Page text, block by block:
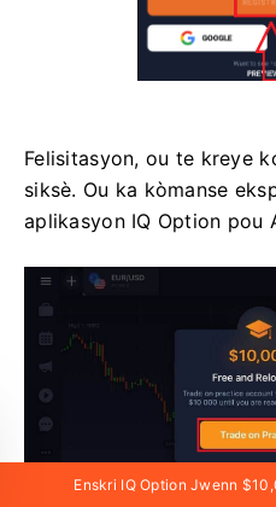
Felisitasyon, ou te kreye
siksè. Ou ka kòmanse
aplikasyon IQ Option pou
Enskri IQ Option Jwenn